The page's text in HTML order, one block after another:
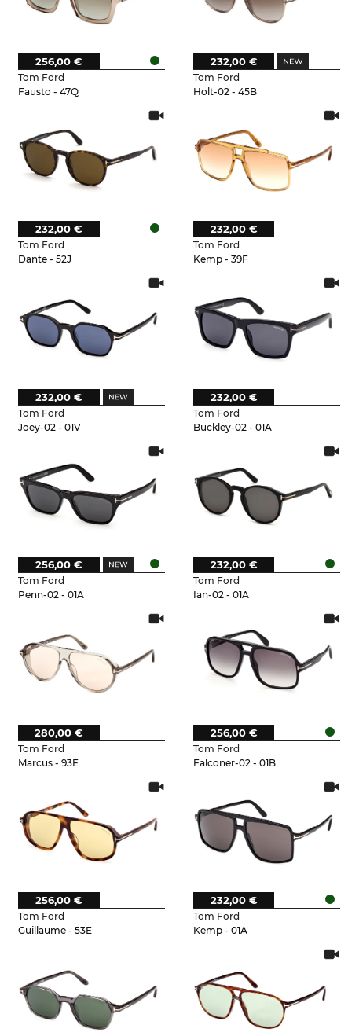
Tom Ford
Fausto - 47Q
256,00 €
Tom Ford
Holt-02 - 45B
232,00 €
Tom Ford
Dante - 52J
232,00 €
Tom Ford
Kemp - 39F
232,00 €
Tom Ford
Joey-02 - 01V
232,00 €
Tom Ford
Buckley-02 - 01A
232,00 €
Tom Ford
Penn-02 - 01A
256,00 €
Tom Ford
Ian-02 - 01A
232,00 €
Tom Ford
Marcus - 93E
280,00 €
Tom Ford
Falconer-02 - 01B
256,00 €
Tom Ford
Guillaume - 53E
256,00 €
Tom Ford
Kemp - 01A
232,00 €